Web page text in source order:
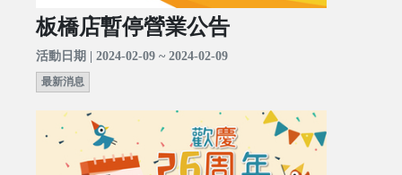
板橋店暫停營業公告
活動日期 | 2024-02-09 ~ 2024-02-09
最新消息